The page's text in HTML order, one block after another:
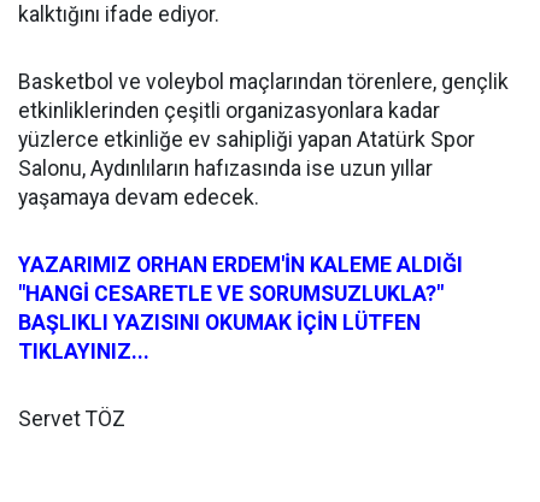
kalktığını ifade ediyor.
Basketbol ve voleybol maçlarından törenlere, gençlik
etkinliklerinden çeşitli organizasyonlara kadar
yüzlerce etkinliğe ev sahipliği yapan Atatürk Spor
Salonu, Aydınlıların hafızasında ise uzun yıllar
yaşamaya devam edecek.
YAZARIMIZ ORHAN ERDEM'İN KALEME ALDIĞI
"HANGİ CESARETLE VE SORUMSUZLUKLA?"
BAŞLIKLI YAZISINI OKUMAK İÇİN LÜTFEN
TIKLAYINIZ...
Servet TÖZ